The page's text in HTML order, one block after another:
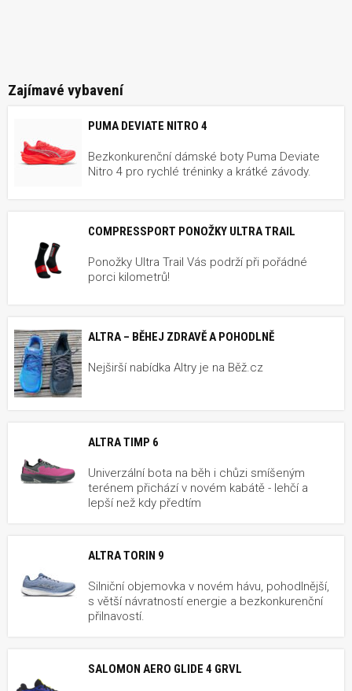
Zajímavé vybavení
PUMA DEVIATE NITRO 4
Bezkonkurenční dámské boty Puma Deviate
Nitro 4 pro rychlé tréninky a krátké závody.
COMPRESSPORT PONOŽKY ULTRA TRAIL
Ponožky Ultra Trail Vás podrží při pořádné
porci kilometrů!
ALTRA – BĚHEJ ZDRAVĚ A POHODLNĚ
Nejširší nabídka Altry je na Běž.cz
ALTRA TIMP 6
Univerzální bota na běh i chůzi smíšeným
terénem přichází v novém kabátě - lehčí a
lepší než kdy předtím
ALTRA TORIN 9
Silniční objemovka v novém hávu, pohodlnější,
s větší návratností energie a bezkonkurenční
přilnavostí.
SALOMON AERO GLIDE 4 GRVL